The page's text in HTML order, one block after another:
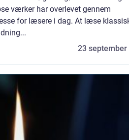
værker har overlevet gennem
for læsere i dag. At læse
23 september